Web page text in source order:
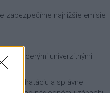
zabezpečíme najnižšie emisie
s viacerými univerzitnými
hydratáciu a správne